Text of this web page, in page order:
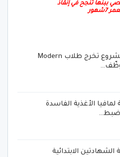
ببنها تنجح في إنقاذ
LifeFlow.. مشروع تخرج طلاب Modern
الأغذية الفاسدة
ضبط…
الابتدائية